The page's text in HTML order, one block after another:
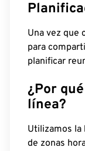
Una vez que
para
planificar
¿Por
línea?
Utilizamos la
de zonas